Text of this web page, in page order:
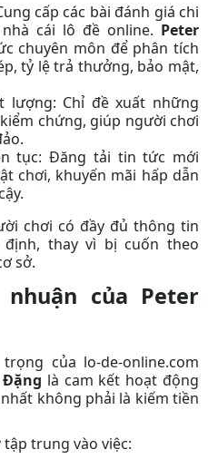
cấp các bài đánh giá chi
cái lô đề online. Peter
chuyên môn để phân tích
tỷ lệ trả thưởng, bảo mật,
lượng: Chỉ đề xuất những
chứng, giúp người chơi
tục: Đăng tải tin tức mới
chơi, khuyến mãi hấp dẫn
chơi có đầy đủ thông tin
thay vì bị cuốn theo
sở.
của Peter
của lo-de-online.com
Đặng là cam kết hoạt động
không phải là kiếm tiền
tập trung vào việc: